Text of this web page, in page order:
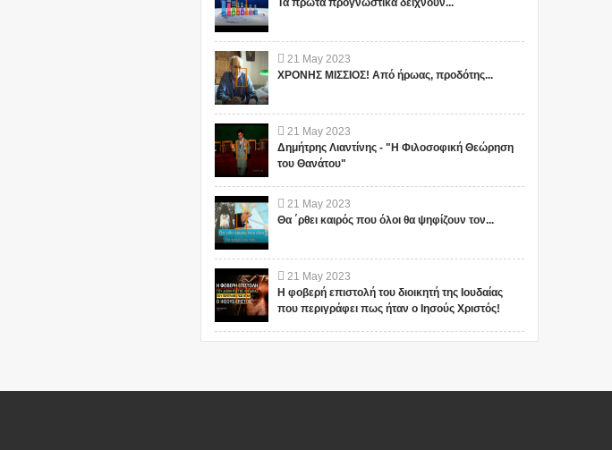
Τα πρώτα προγνωστικά δείχνουν...
21 May 2023
ΧΡΟΝΗΣ ΜΙΣΣΙΟΣ! Από ήρωας, προδότης...
21 May 2023
Δημήτρης Λιαντίνης - "Η Φιλοσοφική Θεώρηση
του Θανάτου"
21 May 2023
Θα ΄ρθει καιρός που όλοι θα ψηφίζουν τον...
21 May 2023
Η φοβερή επιστολή του διοικητή της Ιουδαίας
που περιγράφει πως ήταν ο Ιησούς Χριστός!